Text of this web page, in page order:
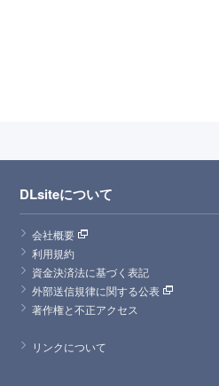
DLsiteについて
会社概要
利用規約
資金決済法に基づく表記
外部送信規律に関する公表
著作権と不正アクセス
リンクについて